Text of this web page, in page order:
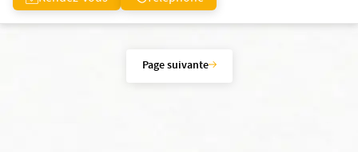
Page suivante